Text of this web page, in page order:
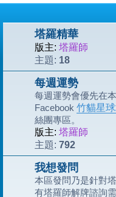
塔羅精華
版主: 塔羅師
主題: 18
每週運勢
每週運勢會優先在
Facebook 竹貓星
絲團專區。
版主: 塔羅師
主題: 792
我想發問
本區發問乃是針對
有塔羅師解牌諮詢